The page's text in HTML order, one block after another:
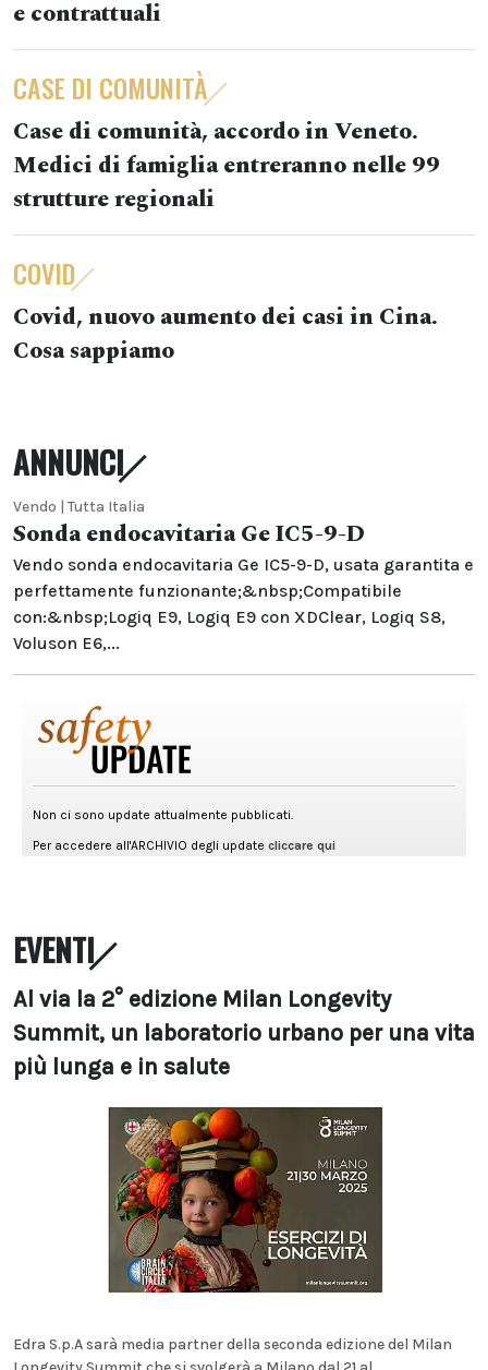
e contrattuali
CASE DI COMUNITÀ
Case di comunità, accordo in Veneto.
Medici di famiglia entreranno nelle 99
strutture regionali
COVID
Covid, nuovo aumento dei casi in Cina.
Cosa sappiamo
ANNUNCI
Vendo | Tutta Italia
Sonda endocavitaria Ge IC5-9-D
Vendo sonda endocavitaria Ge IC5-9-D, usata garantita e
perfettamente funzionante;&nbsp;Compatibile
con:&nbsp;Logiq E9, Logiq E9 con XDClear, Logiq S8,
Voluson E6,...
EVENTI
Al via la 2° edizione Milan Longevity
Summit, un laboratorio urbano per una vita
più lunga e in salute
Edra S.p.A sarà media partner della seconda edizione del Milan